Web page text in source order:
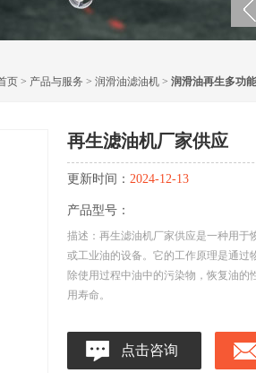
页 > 产品与服务 > 润滑油滤油机 > 润滑油再生多功
再生滤油机厂家供应
更新时间： 2024-12-13
产品型号：
描述：再生滤油机厂家供应是一种用于
或工业油的设备。它的工作原理是通过
除使用过程中油中的污染物，恢复油的
用寿命。
点击咨询